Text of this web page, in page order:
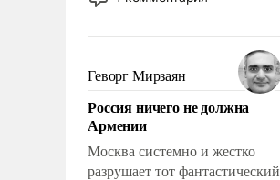
лет. Даже небольшая война с
Сложившаяся ситуация
означает многолетний период
уязвимости США, например,
перед Китаем.
Геворг Мирзаян
Россия ничего не должна
Армении
Москва системно и жестко
разрушает тот фантастический